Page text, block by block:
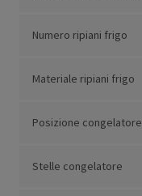
Numero ripiani frigo
Materiale ripiani frigo
Posizione congelatore
Stelle congelatore